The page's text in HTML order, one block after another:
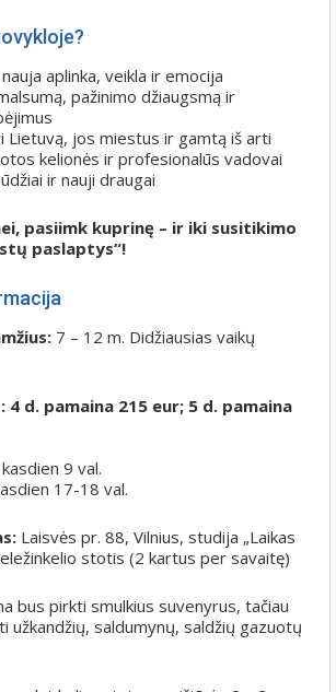
aplinka, veikla ir emocija
pažinimo džiaugsmą ir
Lietuvą, jos miestus ir gamtą iš arti
kelionės ir profesionalūs vadovai
ir nauji draugai
pasiimk kuprinę – ir iki susitikimo
paslaptys“!
7 – 12 m. Didžiausias vaikų
4 d. pamaina 215 eur; 5 d. pamaina
kasdien 9 val.
17-18 val.
Laisvės pr. 88, Vilnius, studija „Laikas
stotis (2 kartus per savaitę)
bus pirkti smulkius suvenyrus, tačiau
užkandžių, saldumynų, saldžių gazuotų